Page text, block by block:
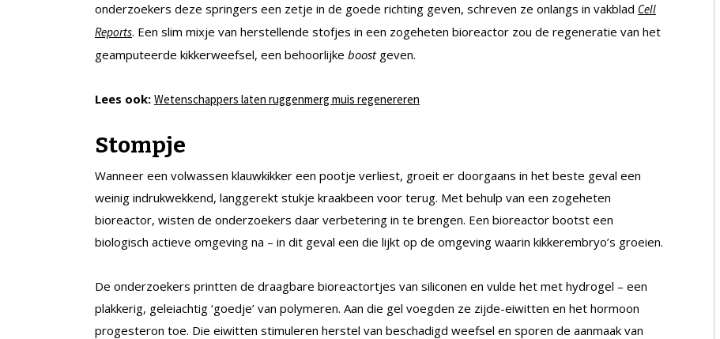
onderzoekers deze springers een zetje in de goede richting geven, schreven ze onlangs in vakblad Cell
Reports. Een slim mixje van herstellende stofjes in een zogeheten bioreactor zou de regeneratie van het
geamputeerde kikkerweefsel, een behoorlijke boostgeven.
Lees ook: Wetenschappers laten ruggenmerg muis regenereren
Stompje
Wanneer een volwassen klauwkikker een pootje verliest, groeit er doorgaans in het beste geval een
weinig indrukwekkend, langgerekt stukje kraakbeen voor terug. Met behulp van een zogeheten
bioreactor, wisten de onderzoekers daar verbetering in te brengen. Een bioreactor bootst een
biologisch actieve omgeving na – in dit geval een die lijkt op de omgeving waarin kikkerembryo’s groeien.
De onderzoekers printten de draagbare bioreactortjes van siliconen en vulde het met hydrogel – een
plakkerig, geleiachtig ‘goedje’ van polymeren. Aan die gel voegden ze zijde-eiwitten en het hormoon
progesteron toe. Die eiwitten stimuleren herstel van beschadigd weefsel en sporen de aanmaak van